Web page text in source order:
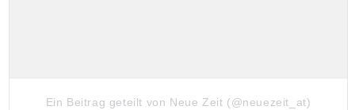
Ein Beitrag geteilt von Neue Zeit (@neuezeit_at)